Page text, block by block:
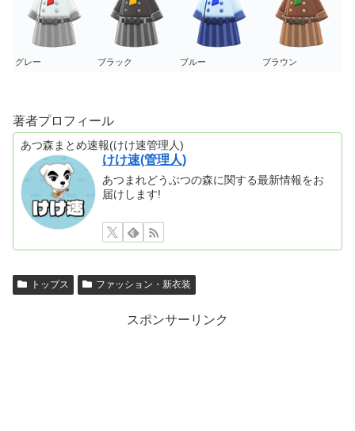
グレー ブラック ブルー ブラウン
著者プロフィール
あつ森まとめ速報(けけ速管理人)
けけ速(管理人)
あつまれどうぶつの森に関する最新情報をお
届けします!
トップス ファッション・新衣装
スポンサーリンク